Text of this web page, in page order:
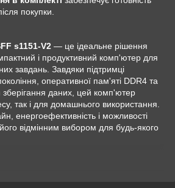
покупки.
s1151-V2 — це ідеальне рішення
і продуктивний комп'ютер для
завдань. Завдяки підтримці
оперативної пам'яті DDR4 та
даних, цей комп'ютер
так і для домашнього використання.
енергоефективність і можливості
відмінним вибором для будь-якого